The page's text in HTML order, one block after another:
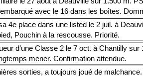
avec le 16 dans les boîtes.
4e place dans une listed le 2 juil. à
Pouchin à la rescousse. Priorité.
d’une Classe 2 le 7 oct. à Chantilly
mener. Confirmation attendue.
sorties, a toujours joué de